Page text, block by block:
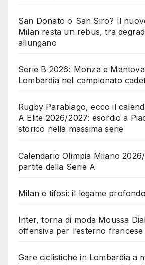
San Donato o San Siro? Il
Milan resta un rebus, tra
allungano
Serie B 2026: Monza e
Lombardia nel campionato
Rugby Parabiago, ecco il
A Elite 2026/2027: esordio a
storico nella massima serie
Calendario Olimpia Milano
partite della Serie A
Milan e tifosi: il legame
Inter, torna di moda Moussa
offensiva per l’esterno francese
Gare ciclistiche in Lombardia a